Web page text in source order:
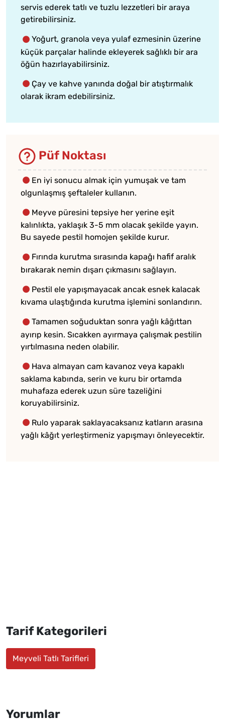
servis ederek tatlı ve tuzlu lezzetleri bir araya
getirebilirsiniz.
Yoğurt, granola veya yulaf ezmesinin üzerine
küçük parçalar halinde ekleyerek sağlıklı bir ara
öğün hazırlayabilirsiniz.
Çay ve kahve yanında doğal bir atıştırmalık
olarak ikram edebilirsiniz.
Püf Noktası
En iyi sonucu almak için yumuşak ve tam
olgunlaşmış şeftaleler kullanın.
Meyve püresini tepsiye her yerine eşit
kalınlıkta, yaklaşık 3-5 mm olacak şekilde yayın.
Bu sayede pestil homojen şekilde kurur.
Fırında kurutma sırasında kapağı hafif aralık
bırakarak nemin dışarı çıkmasını sağlayın.
Pestil ele yapışmayacak ancak esnek kalacak
kıvama ulaştığında kurutma işlemini sonlandırın.
Tamamen soğuduktan sonra yağlı kâğıttan
ayırıp kesin. Sıcakken ayırmaya çalışmak pestilin
yırtılmasına neden olabilir.
Hava almayan cam kavanoz veya kapaklı
saklama kabında, serin ve kuru bir ortamda
muhafaza ederek uzun süre tazeliğini
koruyabilirsiniz.
Rulo yaparak saklayacaksanız katların arasına
yağlı kâğıt yerleştirmeniz yapışmayı önleyecektir.
Tarif Kategorileri
Meyveli Tatlı Tarifleri
Yorumlar